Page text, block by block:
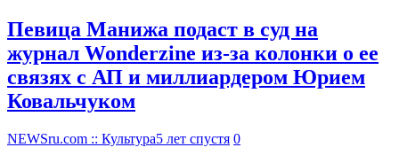
Певица Манижа подаст в суд на
журнал Wonderzine из-за колонки о ее
связях с АП и миллиардером Юрием
Ковальчуком
NEWSru.com :: Культура5 лет спустя 0